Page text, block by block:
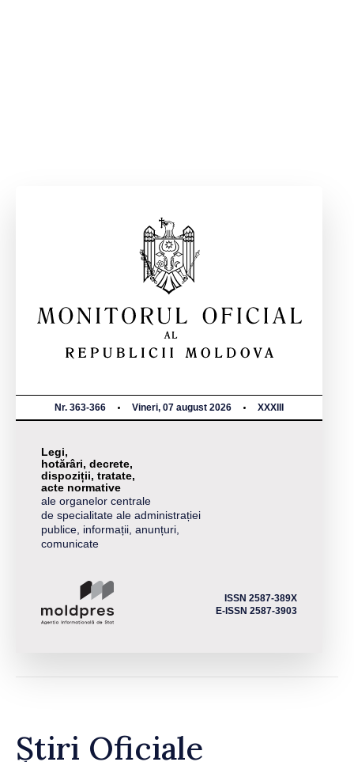
Nr. 363-366 Vineri, 07 august 2026 XXXIII
Legi,
hotărâri, decrete,
dispoziții, tratate,
acte normative
ale organelor centrale
de specialitate ale administrației
publice, informații, anunțuri,
comunicate
ISSN 2587-389X
E-ISSN 2587-3903
Știri Oficiale